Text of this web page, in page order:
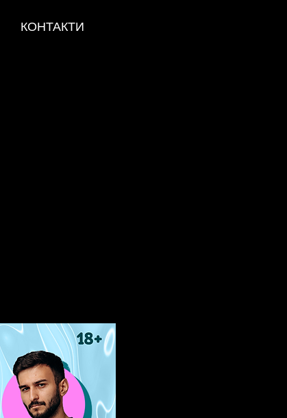
КОНТАКТИ